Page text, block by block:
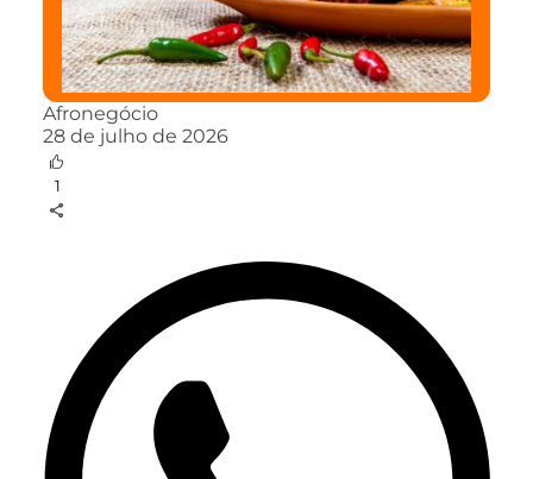
Afronegócio
28 de julho de 2026
1